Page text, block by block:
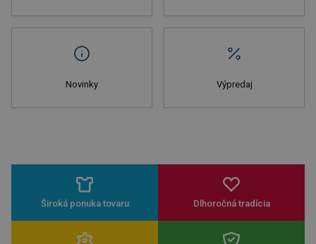
Novinky Výpredaj
Široká ponuka tovaru Dlhoročná tradícia